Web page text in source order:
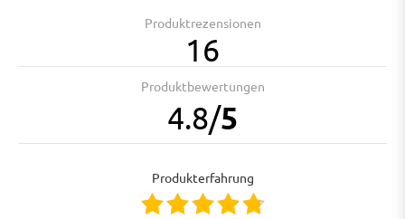
Produktrezensionen
16
Produktbewertungen
4.8/5
Produkterfahrung